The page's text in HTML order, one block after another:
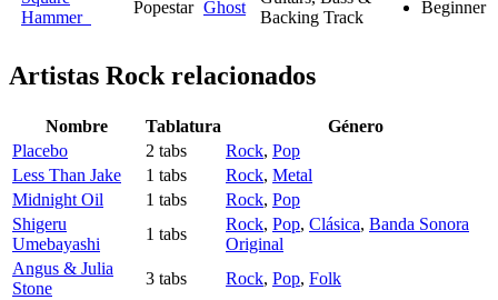
Hammer
Popestar Ghost
Backing Track
Beginner
Artistas Rockrelacionados
Nombre Tablatura
Género
Placebo
2 tabs Rock, Pop
Less Than Jake
1 tabs Rock, Metal
Midnight Oil
1 tabs Rock, Pop
Shigeru
Umebayashi
1 tabs
Rock, Pop, Clásica, Banda Sonora
Original
Angus & Julia
Stone
3 tabs Rock, Pop, Folk